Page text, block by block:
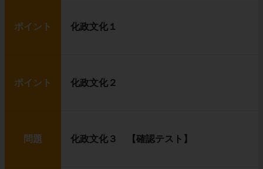
ポイント 化政文化１
ポイント 化政文化２
問題 化政文化３ 【確認テスト】